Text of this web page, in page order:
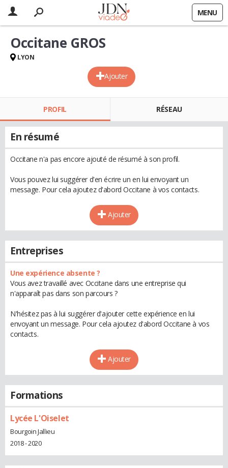
MENU
Ajouter
Occitane GROS
LYON
PROFIL RÉSEAU
En résumé
Occitane n'a pas encore ajouté de résumé à son profil.
Vous pouvez lui suggérer d'en écrire un en lui envoyant un
message. Pour cela ajoutez d'abord Occitane à vos contacts.
Ajouter
Entreprises
Une expérience absente ?
Vous avez travaillé avec Occitane dans une entreprise qui
n'apparaît pas dans son parcours ?
N'hésitez pas à lui suggérer d'ajouter cette expérience en lui
envoyant un message. Pour cela ajoutez d'abord Occitane à vos
contacts.
Ajouter
Formations
Lycée L'Oiselet
Bourgoin Jallieu
2018 - 2020